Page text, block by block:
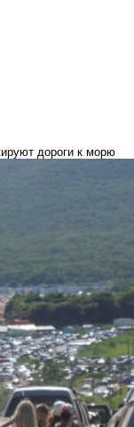
дороги к морю